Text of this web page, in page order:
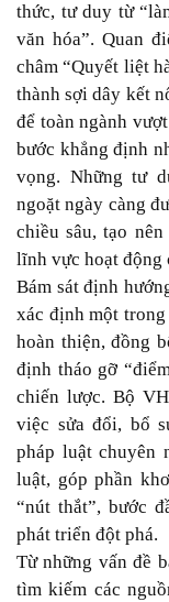
thức, tư duy từ
văn hóa”. Quan
châm “Quyết liệt
thành sợi dây kết
để toàn ngành
bước khẳng định
vọng. Những tư
ngoặt ngày càng
chiều sâu, tạo
lĩnh vực hoạt động
Bám sát định
xác định một
hoàn thiện, đồng
định tháo gỡ
chiến lược. Bộ
việc sửa đổi, bổ
pháp luật chuyên
luật, góp phần
“nút thắt”, bước
phát triển đột phá.
Từ những vấn đề
tìm kiếm các